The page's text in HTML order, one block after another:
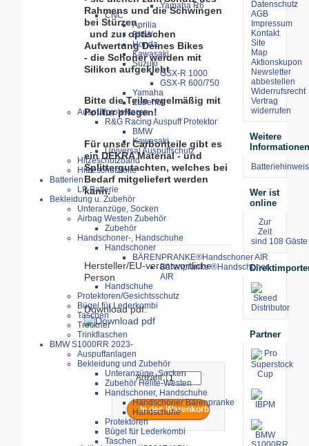
Yamaha R6
CNC
Aprilia
BMW
Honda
Kawasaki
Suzuki
GSX-R 1000
GSX-R 600/750
Yamaha
Zubehör
Auspuffprotektoren
R&G Racing Auspuff Protektor
BMW
Kawasaki
Universal Auspuffschutz
Hitzeschutzband
Hitzeschutzfolie
Batterien
LP Batterie
Bekleidung u. Zubehör
Unteranzüge, Socken
Airbag Westen Zubehör
Zubehör
Handschoner-, Handschuhe
Handschoner
BÄRENPRANKE®Handschoner AIR
Bärenpranke ®Handschoner
AIR
Handschuhe
Protektoren/Gesichtsschutz
Bügel für Lederkombi
Taschen
Trockner
Trinkflaschen
BMW S1000RR 2023-
Auspuffanlagen
Bekleidung und Zubehör
Unteranzüge, Socken
Zubehör Helite-Westen
Handschoner, Handschuhe
Handschoner Bärenpranke
Handschuhe
Protektoren
Bügel für Lederkombi
Taschen
Rahmens und die Schwingen
bei Stürzen
und zur optischen
Aufwertung Deines Bikes
- die Schoner werden mit
Silikon aufgeklebt
Bitte die Teile regelmäßig mit
Politur pflegen!
Für unser Carbonteile gibt es
ein DEKRA Material - und
Splittergutachten, welches bei
Bedarf mitgeliefert werden
kann.
Hersteller/EU-verantwortliche
Person
Download pdf:
Anzahl:
Datenschutz
AGB
Impressum
Kontakt
Site
Map
Aktionskupon
Newsletter
abbestellen
Widerrufsrecht
Vertrag
widerrufen
Weitere
Batteriehinweis
Wer ist
online
Zur
Zeit
sind 108
Partner